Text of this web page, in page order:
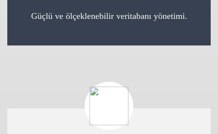
Güçlü ve ölçeklenebilir veritabanı yönetimi.